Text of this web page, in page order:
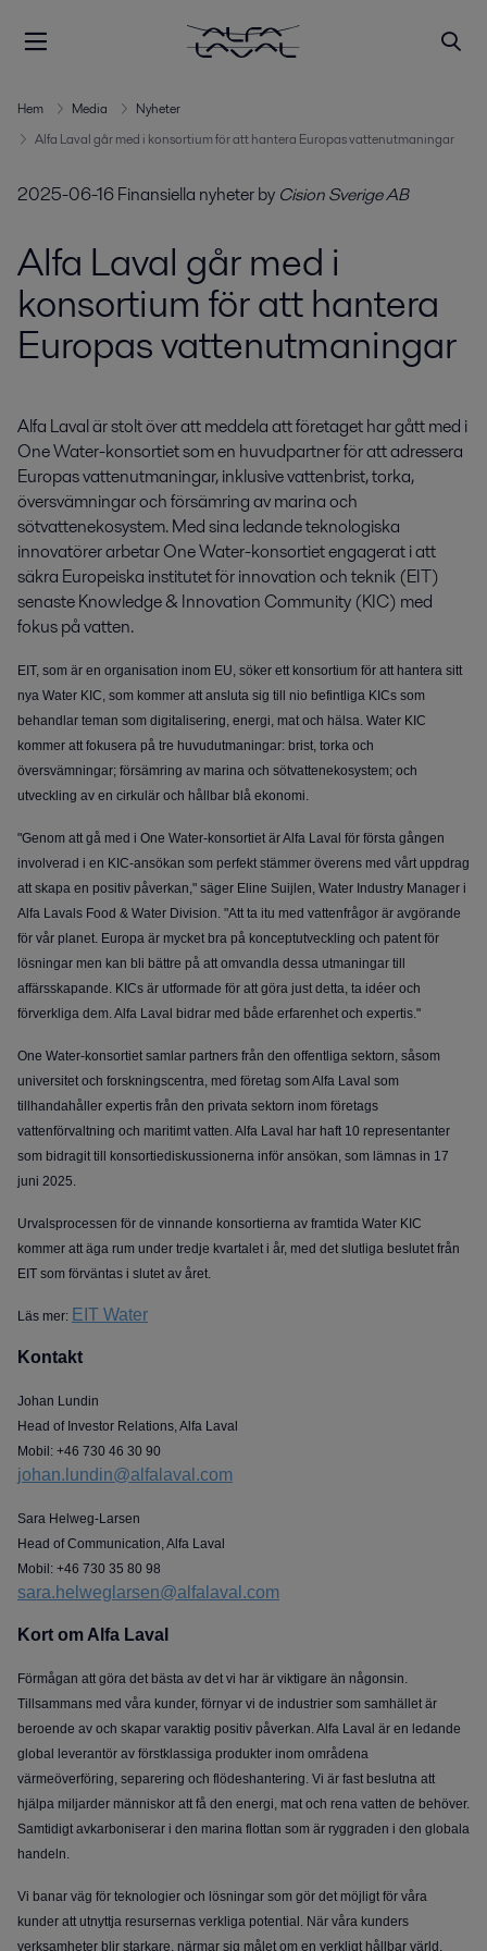
Hem Media
Nyheter
Alfa Laval går med i konsortium för att hantera Europas vattenutmaningar
2025-06-16Finansiella nyheterby Cision Sverige AB
Alfa Laval går med i
konsortium för att hantera
Europas vattenutmaningar
Alfa Laval är stolt över att meddela att företaget har gått med i
One Water-konsortiet som en huvudpartner för att adressera
Europas vattenutmaningar, inklusive vattenbrist, torka,
översvämningar och försämring av marina och
sötvattenekosystem. Med sina ledande teknologiska
innovatörer arbetar One Water-konsortiet engagerat i att
säkra Europeiska institutet för innovation och teknik (EIT)
senaste Knowledge & Innovation Community (KIC) med
fokus på vatten.
EIT, som är en organisation inom EU, söker ett konsortium för att hantera sitt
nya Water KIC, som kommer att ansluta sig till nio befintliga KICs som
behandlar teman som digitalisering, energi, mat och hälsa. Water KIC
kommer att fokusera på tre huvudutmaningar: brist, torka och
översvämningar; försämring av marina och sötvattenekosystem; och
utveckling av en cirkulär och hållbar blå ekonomi.
"Genom att gå med i One Water-konsortiet är Alfa Laval för första gången
involverad i en KIC-ansökan som perfekt stämmer överens med vårt uppdrag
att skapa en positiv påverkan," säger Eline Suijlen, Water Industry Manager i
Alfa Lavals Food & Water Division. "Att ta itu med vattenfrågor är avgörande
för vår planet. Europa är mycket bra på konceptutveckling och patent för
lösningar men kan bli bättre på att omvandla dessa utmaningar till
affärsskapande. KICs är utformade för att göra just detta, ta idéer och
förverkliga dem. Alfa Laval bidrar med både erfarenhet och expertis."
One Water-konsortiet samlar partners från den offentliga sektorn, såsom
universitet och forskningscentra, med företag som Alfa Laval som
tillhandahåller expertis från den privata sektorn inom företags
vattenförvaltning och maritimt vatten. Alfa Laval har haft 10 representanter
som bidragit till konsortiediskussionerna inför ansökan, som lämnas in 17
juni 2025.
Urvalsprocessen för de vinnande konsortierna av framtida Water KIC
kommer att äga rum under tredje kvartalet i år, med det slutliga beslutet från
EIT som förväntas i slutet av året.
Läs mer: EIT Water
Kontakt
Johan Lundin
Head of Investor Relations, Alfa Laval
Mobil: +46 730 46 30 90
johan.lundin@alfalaval.com
Sara Helweg-Larsen
Head of Communication, Alfa Laval
Mobil: +46 730 35 80 98
sara.helweglarsen@alfalaval.com
Kort om Alfa Laval
Förmågan att göra det bästa av det vi har är viktigare än någonsin.
Tillsammans med våra kunder, förnyar vi de industrier som samhället är
beroende av och skapar varaktig positiv påverkan. Alfa Laval är en ledande
global leverantör av förstklassiga produkter inom områdena
värmeöverföring, separering och flödeshantering. Vi är fast beslutna att
hjälpa miljarder människor att få den energi, mat och rena vatten de behöver.
Samtidigt avkarboniserar i den marina flottan som är ryggraden i den globala
handeln.
Vi banar väg för teknologier och lösningar som gör det möjligt för våra
kunder att utnyttja resursernas verkliga potential. När våra kunders
verksamheter blir starkare, närmar sig målet om en verkligt hållbar värld.